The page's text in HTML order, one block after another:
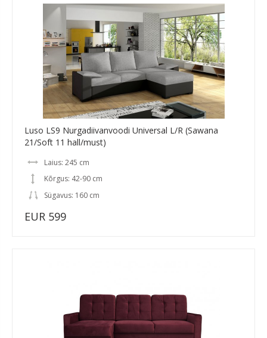
Luso LS9 Nurgadiivanvoodi Universal L/R (Sawana
21/Soft 11 hall/must)
Laius: 245 cm
Kõrgus: 42-90 cm
Sügavus: 160 cm
EUR 599